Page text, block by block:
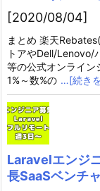
[2020/08/04]
まとめ 楽天
トアやDell/Lenovo/
等の公式オンライン
1%～数%の …[続き
Laravelエンジ
長SaaSベンチ